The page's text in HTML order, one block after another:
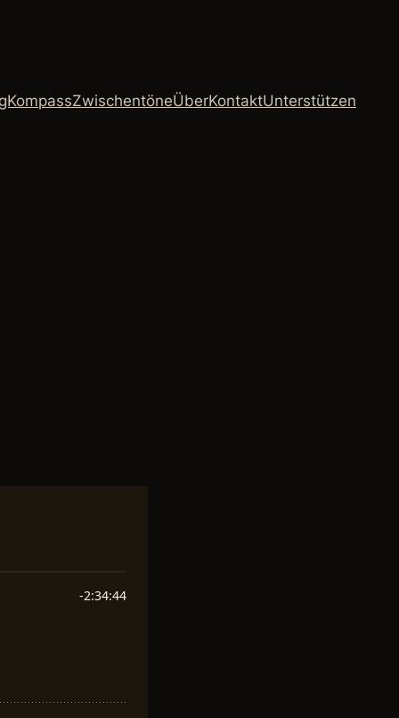
ZwischentöneÜberKontaktUnterstützen